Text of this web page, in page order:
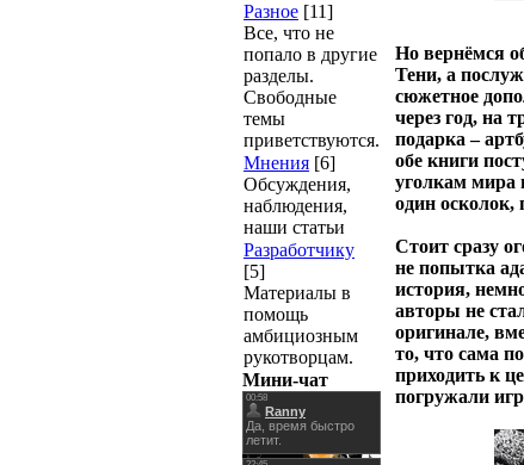
Разное [11]
Все, что не
попало в другие
разделы.
Свободные
темы
приветствуются.
Мнения [6]
Обсуждения,
наблюдения,
наши статьи
Разработчику
[5]
Материалы в
помощь
амбициозным
рукотворцам.
Мини-чат
Но вернёмся
Тени, а
сюжетное
через год, на
подарка –
обе книги
уголкам мира
один
Стоит сразу
не попытка
история,
авторы не
оригинале,
то, что сама
приходить к
погружали